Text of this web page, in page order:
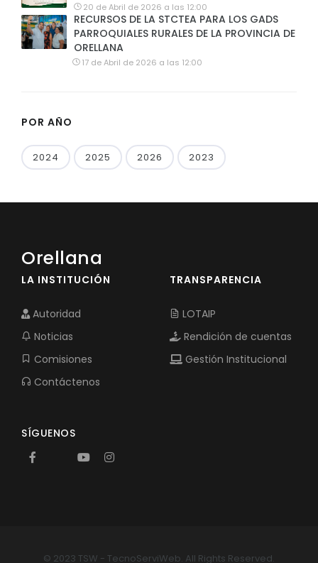
20 de Abril de 2026 a las 12:00
RECURSOS DE LA STCTEA PARA LOS GADS
PARROQUIALES RURALES DE LA PROVINCIA DE
ORELLANA
17 de Abril de 2026 a las 12:00
POR AÑO
2024 2025 2026 2023
Orellana
LA INSTITUCIÓN
Autoridad
Noticias
Comisiones
Contáctenos
TRANSPARENCIA
LOTAIP
Rendición de cuentas
Gestión Institucional
SÍGUENOS
© 2023 TSW - TecnoServiWeb. All Rights Reserved.